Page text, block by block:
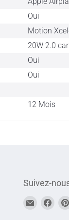
Oui
Motion
20W 2.0
Oui
Oui
12 Mois
Suivez-
Trouvez-